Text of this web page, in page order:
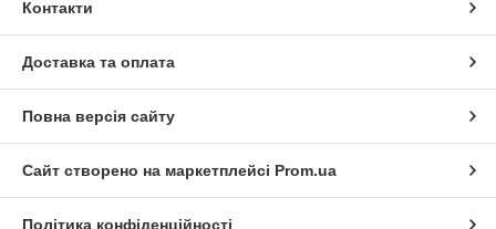
Контакти
Доставка та оплата
Повна версія сайту
Сайт створено на маркетплейсі Prom.ua
Політика конфіденційності